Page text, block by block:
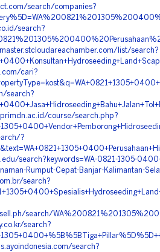
search/companies?
search?
list/search?
cari?
search?
course/search.php?
?
search?keywords=WA-0821-1305-
Rumput-Cepat-Banjar-Kalimantan-
search?
search/
search?
search?